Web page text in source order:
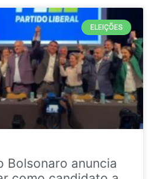
ELEIÇÕES
Bolsonaro anuncia